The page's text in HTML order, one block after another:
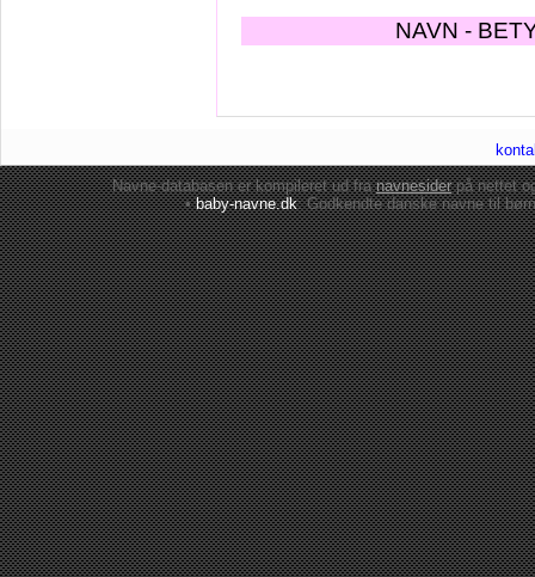
NAVN -
Navne-databasen er kompileret ud franavnesiderpå nettet
•baby-navne.dk: Godkendte danskenavne til børn